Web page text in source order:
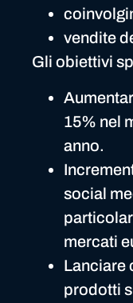
vendite
Gli obiettivi
15% nel
anno.
social
mercati
Lanciare
prodotti